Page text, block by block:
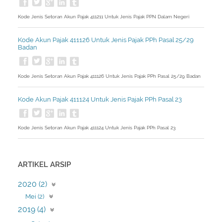
Kode Jenis Setoran Akun Pajak 411211 Untuk Jenis Pajak PPN Dalam Negeri
Kode Akun Pajak 411126 Untuk Jenis Pajak PPh Pasal 25/29
Badan
Kode Jenis Setoran Akun Pajak 411126 Untuk Jenis Pajak PPh Pasal 25/29 Badan
Kode Akun Pajak 411124 Untuk Jenis Pajak PPh Pasal 23
Kode Jenis Setoran Akun Pajak 411124 Untuk Jenis Pajak PPh Pasal 23
ARTIKEL ARSIP
2020 (2)
Mei (2)
2019 (4)